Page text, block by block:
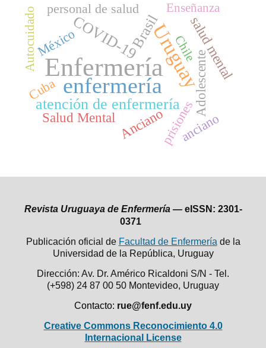
Enfermería
enfermeríaUruguay
atención de enfermería
COVID-19Brasil
Adolescente
Anciano
Salud Mental
salud mental
prisiones
México
Cuba
personal de salud
anciano
Enseñanza
Autocuidado Chile
Revista Uruguaya de Enfermería — eISSN: 2301-
0371
Publicación oficial de Facultad de Enfermería de la
Universidad de la República, Uruguay
Dirección: Av. Dr. Américo Ricaldoni S/N - Tel.
(+598) 24 87 00 50 Montevideo, Uruguay
Contacto: rue@fenf.edu.uy
Creative Commons Reconocimiento 4.0
Internacional License